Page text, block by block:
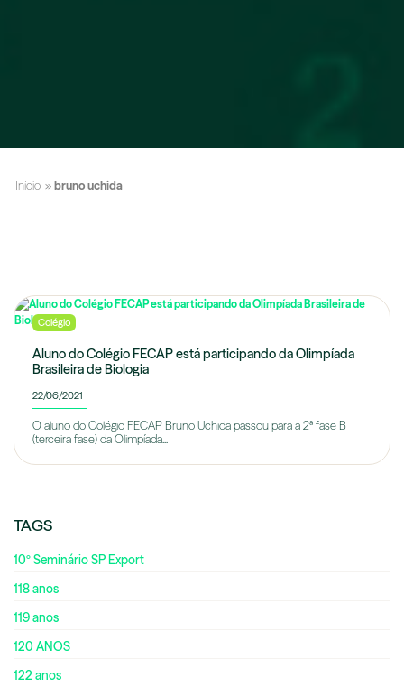
Início » bruno uchida
Colégio
Aluno do Colégio FECAP está participando da Olimpíada
Brasileira de Biologia
22/06/2021
O aluno do Colégio FECAP Bruno Uchida passou para a 2ª fase B
(terceira fase) da Olimpíada...
TAGS
10º Seminário SP Export
118 anos
119 anos
120 ANOS
122 anos